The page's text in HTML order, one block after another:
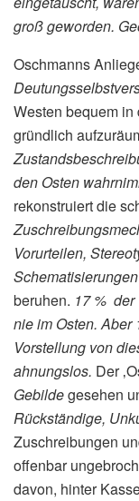
groß geworden.
Oschmanns
Westen bequem in
gründlich
den Osten
rekonstruiert die
Vorurteilen,
Schematisierungen
beruhen. 17 % der
nie im Osten.
Vorstellung von
ahnungslos. Der
Gebildegesehen
Rückständige,
Zuschreibungen
offenbar
davon, hinter